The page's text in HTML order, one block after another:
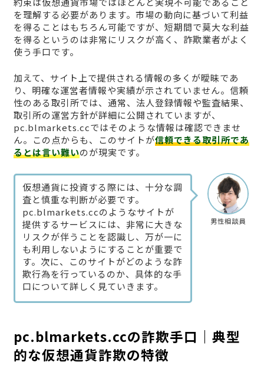
を理解する必要があります。市場の動向に基づいて利益
を得ることはもちろん可能ですが、短期間で莫大な利益
を得るというのは非常にリスクが高く、詐欺業者がよく
使う手口です。
加えて、サイト上で提供される情報の多くが曖昧であ
り、明確な運営者情報や実績が示されていません。信頼
性のある取引所では、通常、法人登録情報や監査結果、
取引所の運営方針が詳細に公開されていますが、
pc.blmarkets.ccではそのような情報は確認できませ
ん。この点からも、このサイトが信頼できる取引所であ
るとは言い難いのが現実です。
男性相談員
仮想通貨に投資する際には、十分な調
査と慎重な判断が必要です。
pc.blmarkets.ccのようなサイトが
提供するサービスには、非常に大きな
リスクが伴うことを認識し、万が一に
も利用しないようにすることが重要で
す。次に、このサイトがどのような詐
欺行為を行っているのか、具体的な手
口について詳しく見ていきます。
pc.blmarkets.ccの詐欺手口｜典型
的な仮想通貨詐欺の特徴